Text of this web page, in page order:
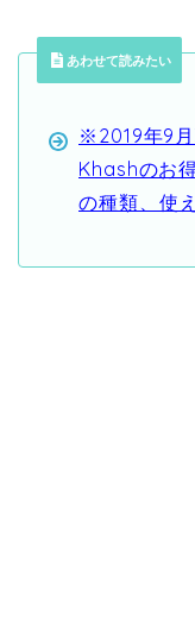
あわせて読みたい
※2019年9月
Khashのお
の種類、使